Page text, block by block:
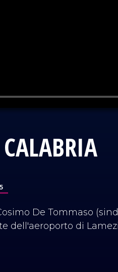
De Tommaso
dell'aeroporto di